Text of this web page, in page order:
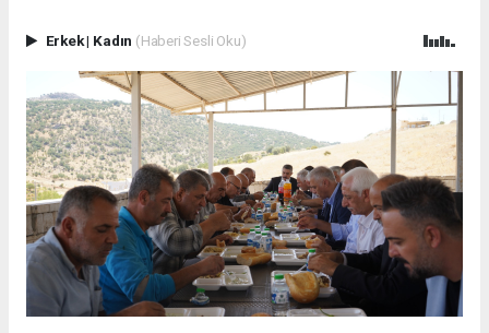
Erkek| Kadın (Haberi Sesli Oku)